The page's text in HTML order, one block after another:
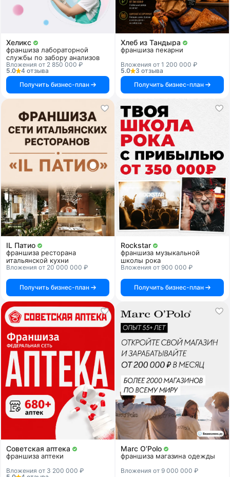
Хеликс
франшиза лабораторной
службы по забору анализов
Вложения от 2 850 000 ₽
5.0
4 отзыва
Получить бизнес-план
Хлеб из Тандыра
франшиза пекарни
Вложения от 1 200 000 ₽
5.0
3 отзыва
Получить бизнес-план
IL Патио
франшиза ресторана
итальянской кухни
Вложения от 20 000 000 ₽
Получить бизнес-план
Rockstar
франшиза музыкальной
школы рока
Вложения от 900 000 ₽
Получить бизнес-план
Советская аптека
франшиза аптеки
Вложения от 3 200 000 ₽
Marc O’Polo
франшиза магазина одежды
Вложения от 9 000 000 ₽